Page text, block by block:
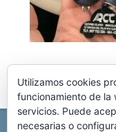
Utilizamos cookies
funcionamiento de la
servicios. Puede
necesarias o